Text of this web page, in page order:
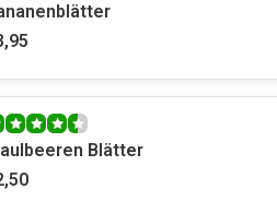
Blätter